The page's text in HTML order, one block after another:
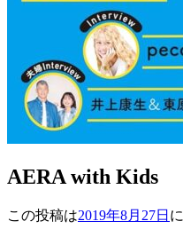
AERA with Kids
この投稿は2019年8月27日 に